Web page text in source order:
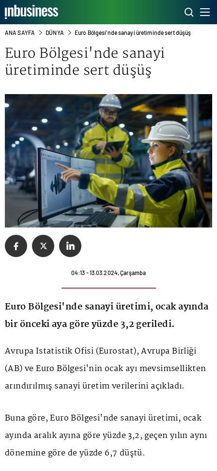
ANA SAYFA DÜNYA Euro Bölgesi'nde sanayi üretiminde sert düşüş
Euro Bölgesi'nde sanayi
üretiminde sert düşüş
04:13 - 13.03.2024, Çarşamba
Euro Bölgesi'nde sanayi üretimi, ocak ayında
bir önceki aya göre yüzde 3,2 geriledi.
Avrupa İstatistik Ofisi (Eurostat), Avrupa Birliği
(AB) ve Euro Bölgesi'nin ocak ayı mevsimsellikten
arındırılmış sanayi üretim verilerini açıkladı.
Buna göre, Euro Bölgesi'nde sanayi üretimi, ocak
ayında aralık ayına göre yüzde 3,2, geçen yılın aynı
dönemine göre de yüzde 6,7 düştü.